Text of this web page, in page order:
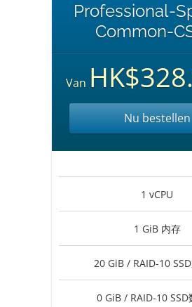
Professional-
Common-
Van
Nu bestellen
1 vCPU
1 GiB 内存
20 GiB / RAID-10
0 GiB / RAID-10 SSD